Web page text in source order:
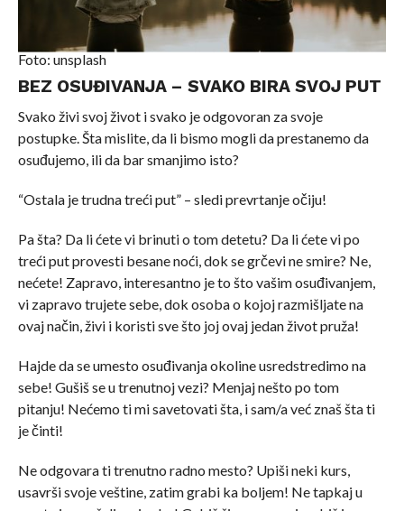
Foto: unsplash
BEZ OSUĐIVANJA – SVAKO BIRA SVOJ PUT
Svako živi svoj život i svako je odgovoran za svoje
postupke. Šta mislite, da li bismo mogli da prestanemo da
osuđujemo, ili da bar smanjimo isto?
“Ostala je trudna treći put” – sledi prevrtanje očiju!
Pa šta? Da li ćete vi brinuti o tom detetu? Da li ćete vi po
treći put provesti besane noći, dok se grčevi ne smire? Ne,
nećete! Zapravo, interesantno je to što vašim osuđivanjem,
vi zapravo trujete sebe, dok osoba o kojoj razmišljate na
ovaj način, živi i koristi sve što joj ovaj jedan život pruža!
Hajde da se umesto osuđivanja okoline usredstredimo na
sebe! Gušiš se u trenutnoj vezi? Menjaj nešto po tom
pitanju! Nećemo ti mi savetovati šta, i sam/a već znaš šta ti
je činti!
Ne odgovara ti trenutno radno mesto? Upiši neki kurs,
usavrši svoje veštine, zatim grabi ka boljem! Ne tapkaj u